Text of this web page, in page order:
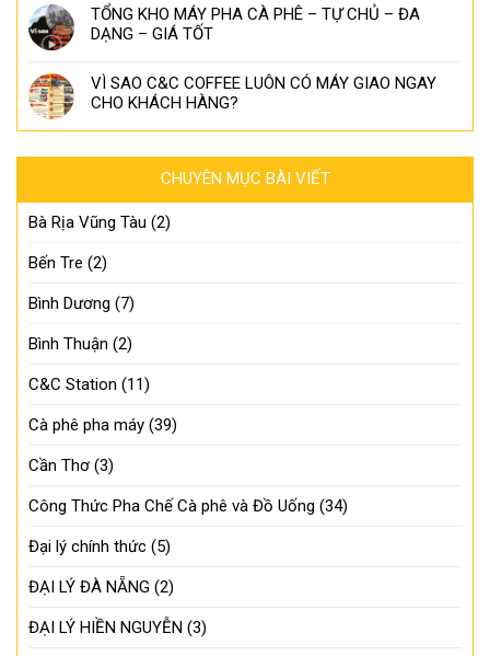
TỔNG KHO MÁY PHA CÀ PHÊ – TỰ CHỦ – ĐA
DẠNG – GIÁ TỐT
VÌ SAO C&C COFFEE LUÔN CÓ MÁY GIAO NGAY
CHO KHÁCH HÀNG?
CHUYÊN MỤC BÀI VIẾT
Bà Rịa Vũng Tàu (2)
Bến Tre (2)
Bình Dương (7)
Bình Thuận (2)
C&C Station (11)
Cà phê pha máy (39)
Cần Thơ (3)
Công Thức Pha Chế Cà phê và Đồ Uống (34)
Đại lý chính thức (5)
ĐẠI LÝ ĐÀ NẴNG (2)
ĐẠI LÝ HIỀN NGUYỄN (3)